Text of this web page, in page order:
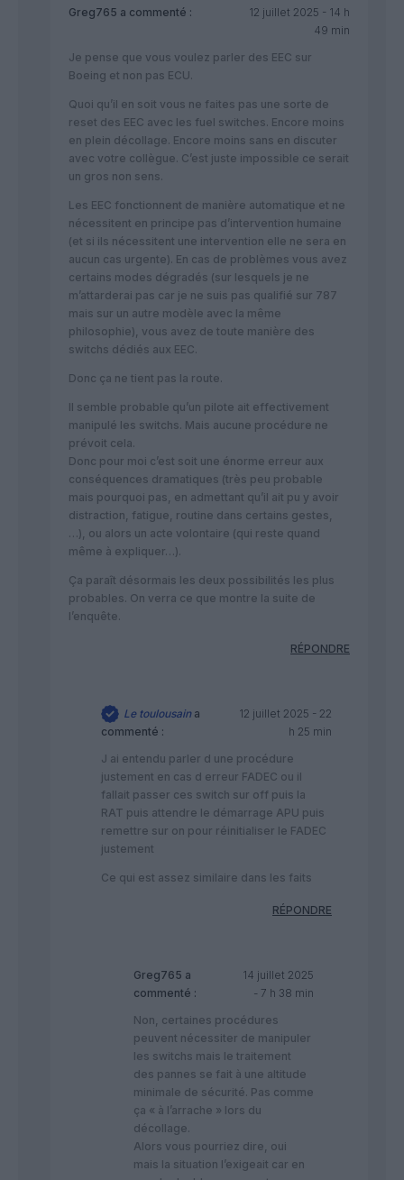
Greg765 a commenté :
12 juillet 2025 - 14 h
49 min
Je pense que vous voulez parler des EEC sur
Boeing et non pas ECU.
Quoi qu’il en soit vous ne faites pas une sorte de
reset des EEC avec les fuel switches. Encore moins
en plein décollage. Encore moins sans en discuter
avec votre collègue. C’est juste impossible ce serait
un gros non sens.
Les EEC fonctionnent de manière automatique et ne
nécessitent en principe pas d’intervention humaine
(et si ils nécessitent une intervention elle ne sera en
aucun cas urgente). En cas de problèmes vous avez
certains modes dégradés (sur lesquels je ne
m’attarderai pas car je ne suis pas qualifié sur 787
mais sur un autre modèle avec la même
philosophie), vous avez de toute manière des
switchs dédiés aux EEC.
Donc ça ne tient pas la route.
Il semble probable qu’un pilote ait effectivement
manipulé les switchs. Mais aucune procédure ne
prévoit cela.
Donc pour moi c’est soit une énorme erreur aux
conséquences dramatiques (très peu probable
mais pourquoi pas, en admettant qu’il ait pu y avoir
distraction, fatigue, routine dans certains gestes,
…), ou alors un acte volontaire (qui reste quand
même à expliquer…).
Ça paraît désormais les deux possibilités les plus
probables. On verra ce que montre la suite de
l’enquête.
RÉPONDRE
Le toulousaina
commenté :
12 juillet 2025 - 22
h 25 min
J ai entendu parler d une procédure
justement en cas d erreur FADEC ou il
fallait passer ces switch sur off puis la
RAT puis attendre le démarrage APU puis
remettre sur on pour réinitialiser le FADEC
justement
Ce qui est assez similaire dans les faits
RÉPONDRE
Greg765 a
commenté :
14 juillet 2025
- 7 h 38 min
Non, certaines procédures
peuvent nécessiter de manipuler
les switchs mais le traitement
des pannes se fait à une altitude
minimale de sécurité. Pas comme
ça « à l’arrache » lors du
décollage.
Alors vous pourriez dire, oui
mais la situation l’exigeait car en